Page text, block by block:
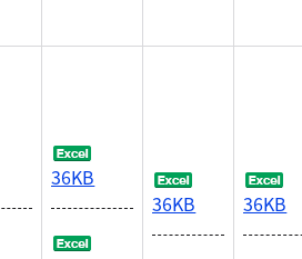
36KB
36KB 36KB